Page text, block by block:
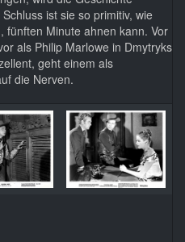
ist sie so primitiv, wie
fünften Minute ahnen kann. Vor
als Philip Marlowe in Dmytryks
geht einem als
die Nerven.